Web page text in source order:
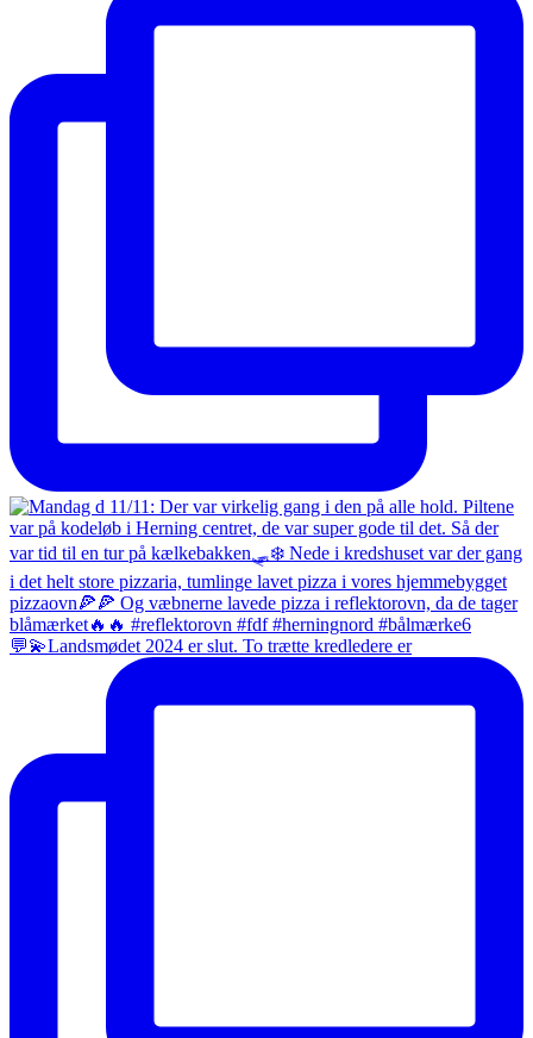
💬💫Landsmødet 2024 er slut. To trætte kredledere er